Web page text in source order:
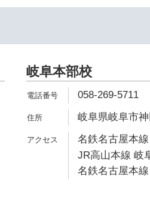
岐阜本部校
058-269-5711
岐阜県岐阜市
名鉄名古屋本
JR高山本線 岐
名鉄名古屋本